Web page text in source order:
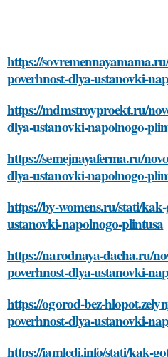
https://
poverhnost-dlya-ustanovki-
https://mdmstroyproekt.ru/
dlya-ustanovki-napolnogo-
https://semejnayaferma.ru/
dlya-ustanovki-napolnogo-
https://by-womens.ru/stati/
ustanovki-napolnogo-plintusa
https://narodnaya-dacha.ru/
poverhnost-dlya-ustanovki-
https://ogorod-bez-
poverhnost-dlya-ustanovki-
https://iamledi.info/stati/kak-